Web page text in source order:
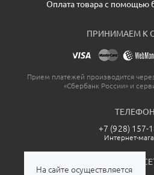
Оплата товара с помощью
ПРИНИМАЕМ К
Прием платежей производится
«Сбербанк России» и
ТЕЛЕФОН
+7 (928) 157-
Интернет-
МЫ В
На сайте осуществляется